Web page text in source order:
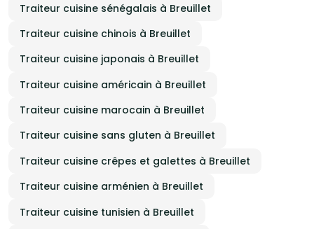
Traiteur cuisine sénégalais à Breuillet
Traiteur cuisine chinois à Breuillet
Traiteur cuisine japonais à Breuillet
Traiteur cuisine américain à Breuillet
Traiteur cuisine marocain à Breuillet
Traiteur cuisine sans gluten à Breuillet
Traiteur cuisine crêpes et galettes à Breuillet
Traiteur cuisine arménien à Breuillet
Traiteur cuisine tunisien à Breuillet